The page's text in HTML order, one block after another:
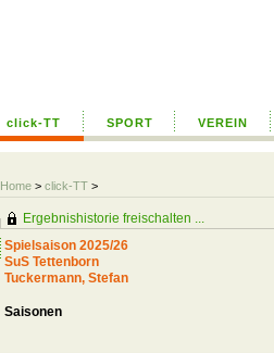
click-TT SPORT VEREIN
Home > click-TT >
Ergebnishistorie freischalten ...
Spielsaison 2025/26
SuS Tettenborn
Tuckermann, Stefan
Saisonen